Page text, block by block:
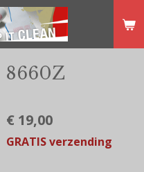
8660Z
€ 19,00
GRATIS verzending